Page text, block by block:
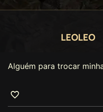
LEOLEO
Alguém para trocar